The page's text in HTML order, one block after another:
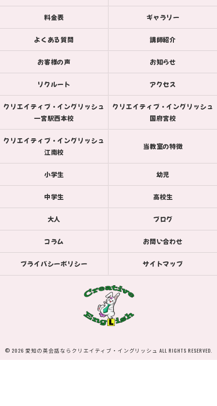
料金表 ギャラリー
よくある質問 講師紹介
お客様の声 お知らせ
リクルート アクセス
クリエイティブ・イングリッシュ
一宮駅西本校
クリエイティブ・イングリッシュ
国府宮校
クリエイティブ・イングリッシュ
江南校
当教室の特徴
小学生 幼児
中学生 高校生
大人 ブログ
コラム お問い合わせ
プライバシーポリシー サイトマップ
© 2026 愛知の英会話ならクリエイティブ・イングリッシュ ALL RIGHTS RESERVED.